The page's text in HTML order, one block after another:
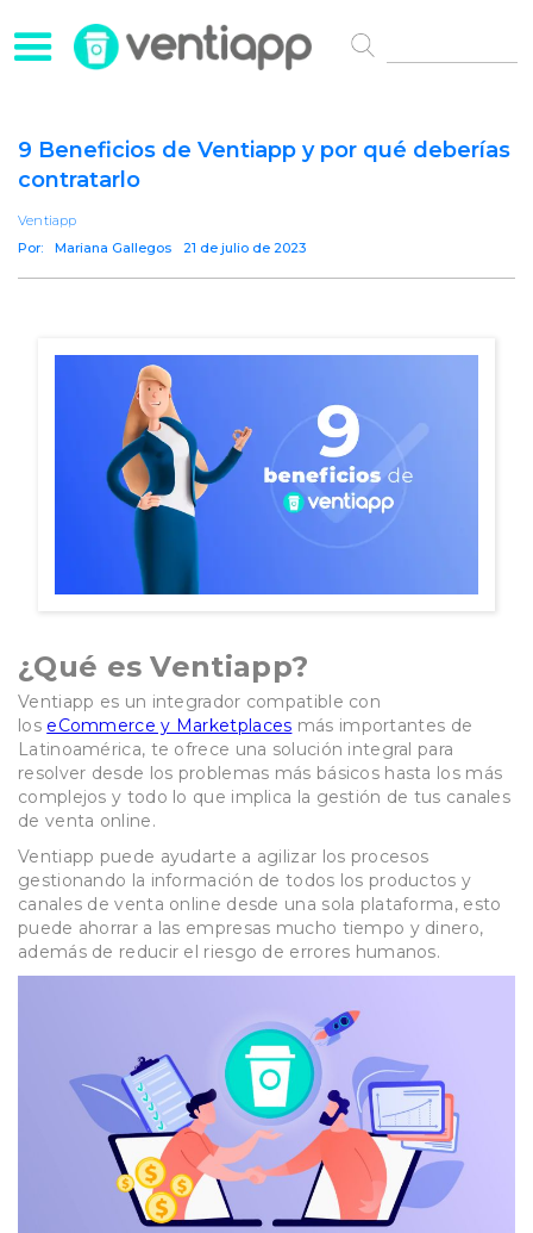
9 Beneficios de Ventiapp y por qué deberías
contratarlo
Ventiapp
Por:
Mariana Gallegos 21 de julio de 2023
¿Qué es Ventiapp?
Ventiapp es un integrador compatible con
los eCommerce y Marketplaces más importantes de
Latinoamérica, te ofrece una solución integral para
resolver desde los problemas más básicos hasta los más
complejos y todo lo que implica la gestión de tus canales
de venta online.
Ventiapp puede ayudarte a agilizar los procesos
gestionando la información de todos los productos y
canales de venta online desde una sola plataforma, esto
puede ahorrar a las empresas mucho tiempo y dinero,
además de reducir el riesgo de errores humanos.